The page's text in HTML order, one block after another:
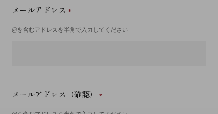
メールアドレス
@を含むアドレスを半角で入力してください
メールアドレス（確認）